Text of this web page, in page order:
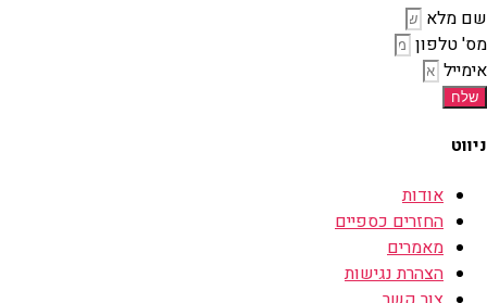
שם מלא
מס' טלפון
אימייל
שלח
ניווט
אודות
החזרים כספיים
מאמרים
הצהרת נגישות